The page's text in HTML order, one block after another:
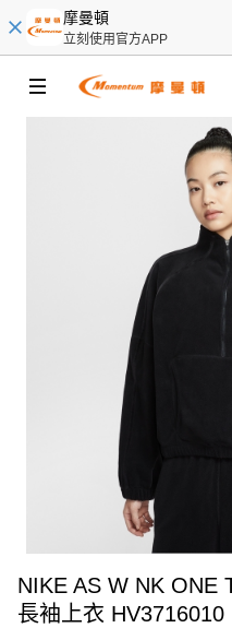
摩曼頓
立刻使用官方APP
NIKE AS W NK ONE
長袖上衣 HV3716010